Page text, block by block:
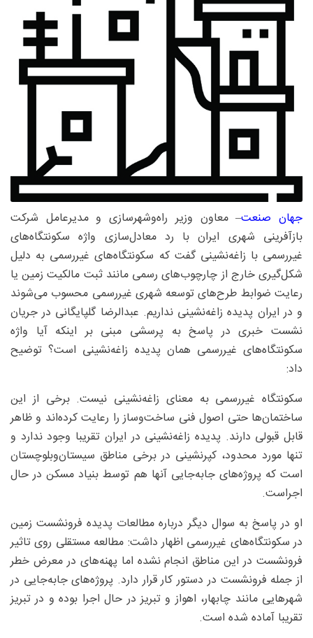
جهان صنعت– معاون وزیر راه‌وشهرسازی و مدیرعامل شرکت
بازآفرینی شهری ایران با رد معادل‌سازی واژه سکونتگاه‌های
غیررسمی با زاغه‌نشینی گفت که سکونتگاه‌های غیررسمی به دلیل
شکل‌گیری خارج از چارچوب‌های رسمی مانند ثبت مالکیت زمین یا
رعایت ضوابط طرح‌های توسعه شهری غیررسمی محسوب می‌شوند
و در ایران پدیده زاغه‌نشینی نداریم. عبدالرضا گلپایگانی در جریان
نشست خبری در پاسخ به پرسشی مبنی بر اینکه آیا واژه
سکونتگاه‌های غیررسمی همان پدیده زاغه‌نشینی است؟ توضیح
داد:
سکونتگاه غیررسمی به معنای زاغه‌نشینی نیست. برخی از این
ساختمان‌ها حتی اصول فنی ساخت‌وساز را رعایت کرده‌اند و ظاهر
قابل قبولی دارند. پدیده زاغه‌نشینی در ایران تقریبا وجود ندارد و
تنها مورد محدود، کپرنشینی در برخی مناطق سیستان‌وبلوچستان
است که پروژه‌های جابه‌جایی آنها هم توسط بنیاد مسکن در حال
اجراست.
او در پاسخ به سوال دیگر درباره مطالعات پدیده فرونشست زمین
در سکونتگاه‌های غیررسمی اظهار داشت: مطالعه مستقلی روی تاثیر
فرونشست در این مناطق انجام نشده اما پهنه‌های در معرض خطر
از جمله فرونشست در دستور کار قرار دارد. پروژه‌های جابه‌جایی در
شهرهایی مانند چابهار، اهواز و تبریز در حال اجرا بوده و در تبریز
تقریبا آماده شده است.